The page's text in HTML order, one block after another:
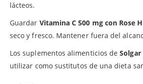
lácteos.
Guardar Vitamina C 500 mg con Rose
seco y fresco. Mantener fuera del
Los suplementos alimenticios deSolgar
utilizar como sustitutos de una dieta